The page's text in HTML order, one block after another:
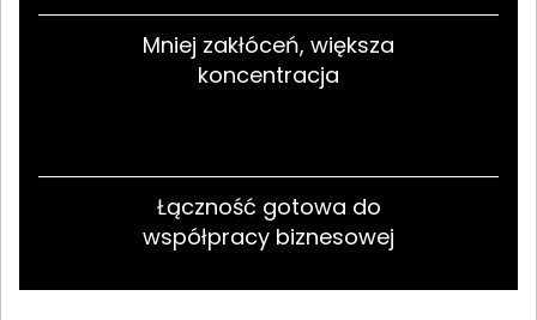
Mniej zakłóceń, większa
koncentracja
Łączność gotowa do
współpracy biznesowej